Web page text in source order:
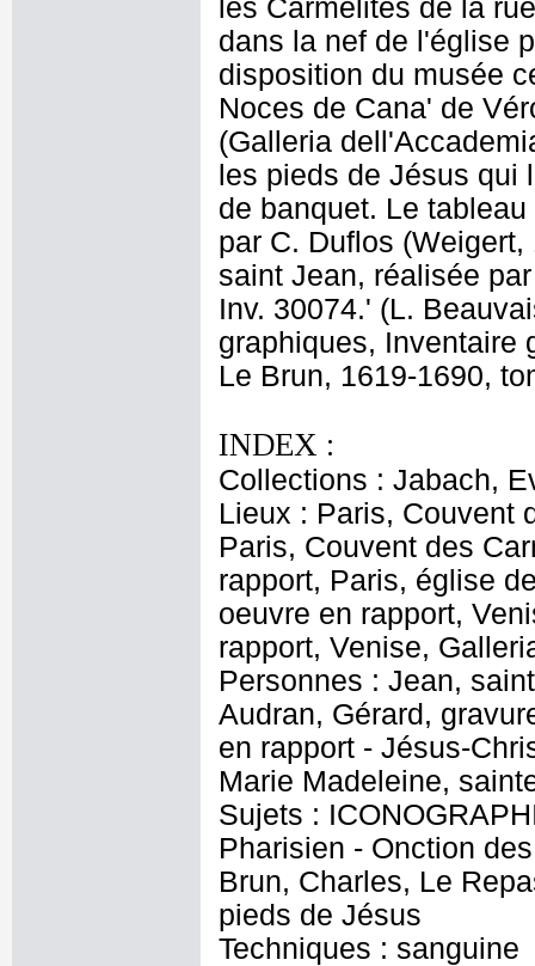
les Carmélites de la
dans la nef de l'église
disposition du musée
Noces de Cana' de
(Galleria
les pieds de Jésus qui
de banquet. Le
par C. Duflos
saint Jean, réalisée
Inv. 30074.' (L.
graphiques, Inventaire
Le Brun, 1619-1690,
INDEX :
Collections : Jabach,
Lieux : Paris, Couvent
Paris, Couvent des
rapport, Paris, église
oeuvre en rapport,
rapport, Venise,
Personnes : Jean,
Audran, Gérard,
en rapport - Jésus-
Marie Madeleine,
Sujets :
Pharisien - Onction
Brun, Charles, Le
pieds de Jésus
Techniques : sanguine